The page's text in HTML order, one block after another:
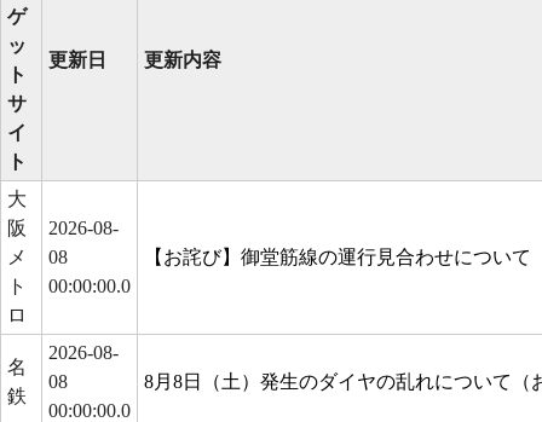
ゲ
ッ
ト
サ
イ
ト
更新日 更新内容
大
阪
メ
ト
ロ
2026-08-
08
00:00:00.0
【お詫び】御堂筋線の運行見合わせについて
名
鉄
2026-08-
08
00:00:00.0
8月8日（土）発生のダイヤの乱れについて（